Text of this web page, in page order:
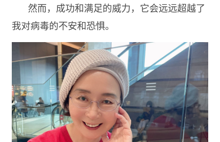
然而，成功和满足的威力，它会远远超越了
我对病毒的不安和恐惧。